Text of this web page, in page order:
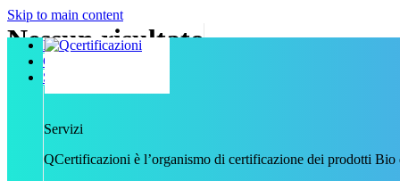
Skip to main content
Home
Chi Siamo
Servizi
Servizi
QCertificazioni è l’organismo di certificazione dei prodotti
Nessun risultato
Sembra che non riusciamo a trovare cosa cerchi. Probabilmente la
QCertificazioni
CHI SIAMO